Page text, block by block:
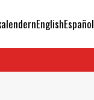
EnglishEspañol